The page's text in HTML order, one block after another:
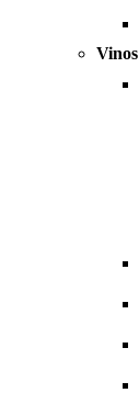
Vinos